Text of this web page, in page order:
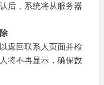
后，系统将从服务器
返回联系人页面并检
将不再显示，确保数